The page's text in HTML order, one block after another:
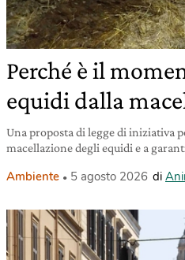
Perché è il
equidi dalla
Una proposta di legge di iniziativa
macellazione degli equidi e a
Ambiente 5 agosto 2026 di